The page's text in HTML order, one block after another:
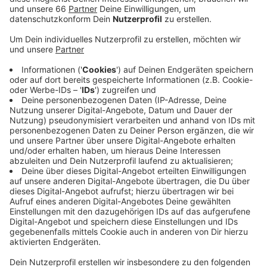
bislang keine Symptome auf.
Veröffentlicht:Freitag, 07.01.2022 16:03
Anzeige
Damit fallen bei der Fortuna derzeit bereits fünf
Spieler mit Corona aus. Vor Oberdorf und Hartherz
waren bereits Stürmer Emmanuel Iyoha,
Mittelfeldspieler Felix Klaus und Torwart Raphael
Wolf positiv getestet worden.
Anzeige
Weitere Infos und Links zum Thema